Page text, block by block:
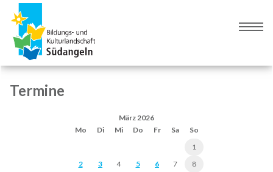
Navigation
springen
Inhalt
springen
Termine
März 2026
Mo
Di Mi Do Fr Sa
So
1
2
3 4 5 6 7
8